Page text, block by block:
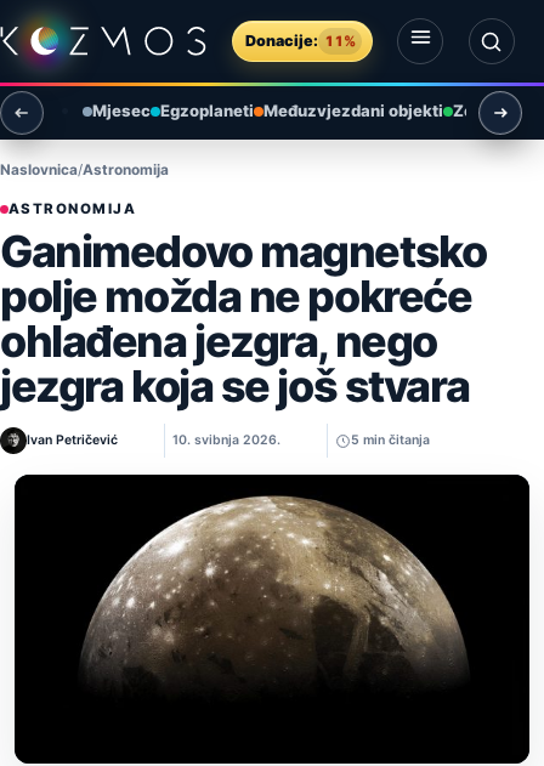
Preskoči na sadržaj
Donacije: 11%
Otvori izbornik
Otvori pretragu
Mjesec Egzoplaneti Međuzvjezdani objekti Zemlja i
Naslovnica Astronomija
ASTRONOMIJA
Ganimedovo magnetsko
polje možda ne pokreće
ohlađena jezgra, nego
jezgra koja se još stvara
Ivan Petričević 10. svibnja 2026. 5 min čitanja